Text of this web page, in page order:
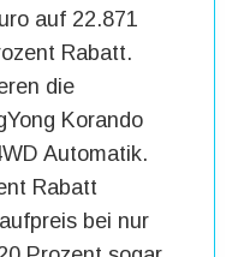
auf 22.871
Rabatt.
die
Korando
Automatik.
Rabatt
bei nur